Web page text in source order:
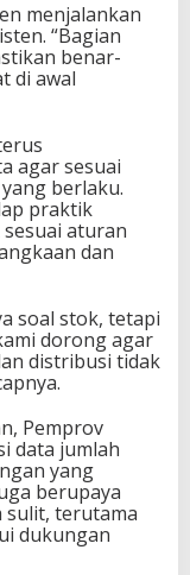
menjalankan
“Bagian
benar-
di awal
agar sesuai
berlaku.
praktik
aturan
dan
soal stok, tetapi
dorong agar
distribusi tidak
Pemprov
data jumlah
yang
berupaya
sulit, terutama
dukungan